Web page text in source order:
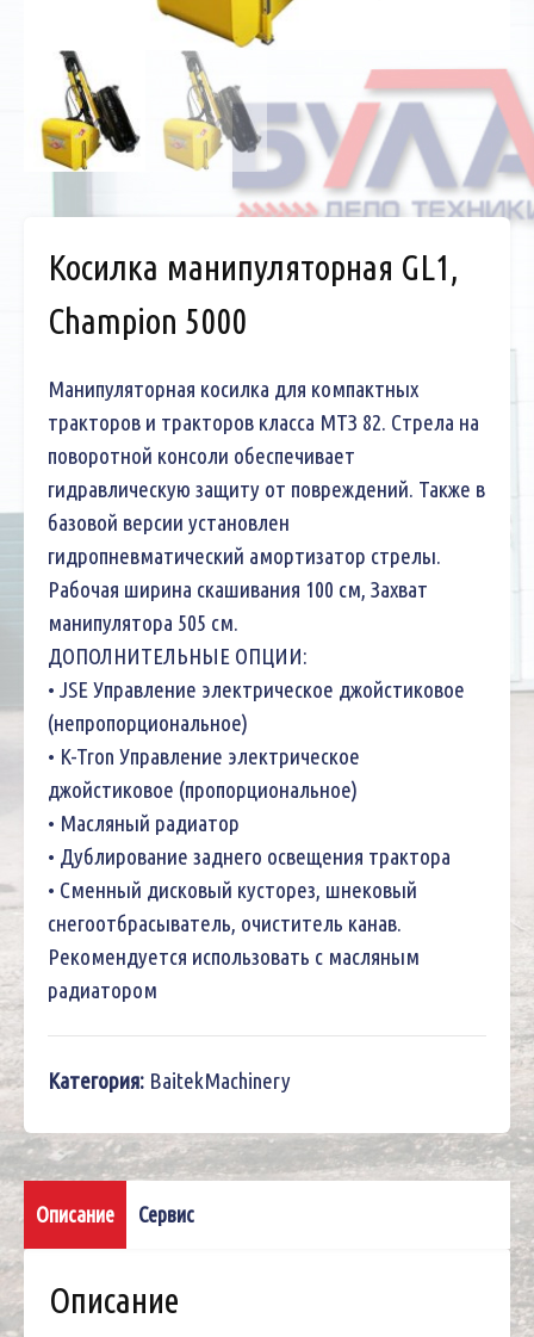
Косилка манипуляторная GL1,
Champion 5000
Манипуляторная косилка для компактных
тракторов и тракторов класса МТЗ 82. Стрела на
поворотной консоли обеспечивает
гидравлическую защиту от повреждений. Также в
базовой версии установлен
гидропневматический амортизатор стрелы.
Рабочая ширина скашивания 100 см, Захват
манипулятора 505 см.
ДОПОЛНИТЕЛЬНЫЕ ОПЦИИ:
• JSE Управление электрическое джойстиковое
(непропорциональное)
• K-Tron Управление электрическое
джойстиковое (пропорциональное)
• Масляный радиатор
• Дублирование заднего освещения трактора
• Сменный дисковый кусторез, шнековый
снегоотбрасыватель, очиститель канав.
Рекомендуется использовать с масляным
радиатором
Категория: BaitekMachinery
Описание Сервис
Описание